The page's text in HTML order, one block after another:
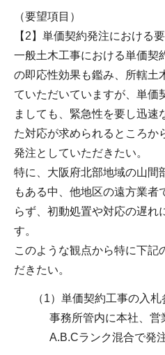
（要望項目）
【2】単価契約発注における
一般土木工事における単価契
の即応性効果も鑑み、所轄土
ていただいていますが、単価
ましても、緊急性を要し迅速
た対応が求められるところか
発注としていただきたい。
特に、大阪府北部地域の山間
もある中、他地区の遠方業者
らず、初動処置や対応の遅れ
す。
このような観点から特に下記
だきたい。
（1）単価契約工事の入
事務所管内に本社、営
A.B.Cランク混合で発